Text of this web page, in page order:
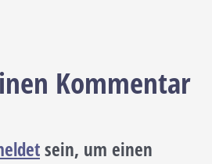
Kommentar
sein, um einen